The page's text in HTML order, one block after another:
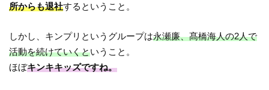
所からも退社するということ。
しかし、キンプリというグループは永瀬廉、髙橋海人の2人で
活動を続けていくということ。
ほぼキンキキッズですね。